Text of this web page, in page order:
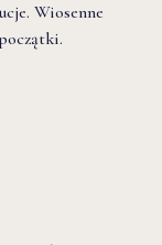
Wiosenne